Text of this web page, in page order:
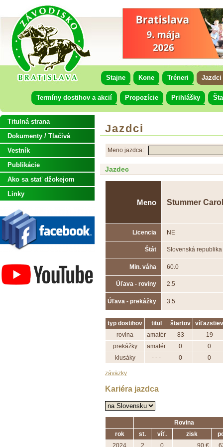
Stajne Kone Tréneri Jazdci
Termíny dostihov a akcií Propozície Prihlášky
Jazdci
Meno jazdca:
Jazdec
Meno Stummer
Licencia NE
Štát Slovenská republika
Min. váha 60.0
Úľava - roviny 2.5
Úľava - prekážky 3.5
typ dostihov titul štartov
víťazstiev
rovina
amatér 83
19
prekážky
amatér 0
0
klusáky
- - - 0 0
záväzky
Kariéra jazdca
Rovina
rok
st. víť. zisk
Titulná strana
Dokumenty / Tlačivá
Vestník
Publikácie
Ako sa stať džokejom
Linky